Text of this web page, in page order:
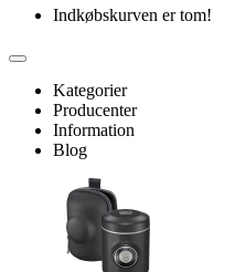
Indkøbskurven er tom!
Kategorier
Producenter
Information
Blog